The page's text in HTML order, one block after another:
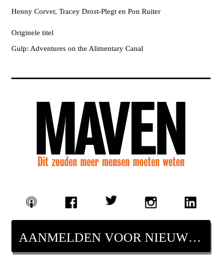
Henny Corver, Tracey Drost-Plegt en Pon Ruiter
Originele titel
Gulp: Adventures on the Alimentary Canal
AANMELDEN VOOR NIEUWSBRIEF